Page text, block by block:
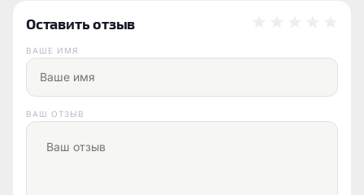
Оставить отзыв
ВАШЕ ИМЯ
ВАШ ОТЗЫВ